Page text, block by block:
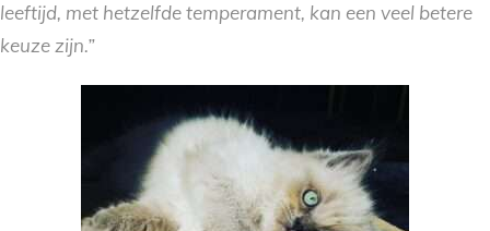
leeftijd, met hetzelfde temperament, kan een veel betere
keuze zijn.”